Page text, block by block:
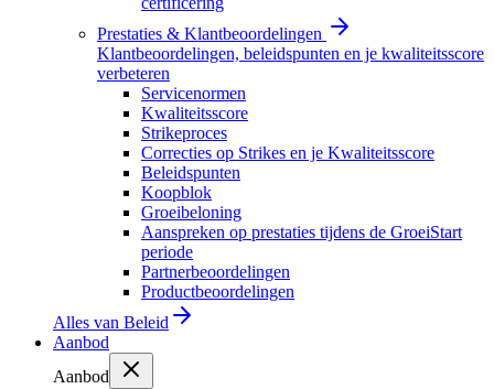
Prestaties & Klantbeoordelingen
Klantbeoordelingen, beleidspunten en je kwaliteitsscore
verbeteren
Servicenormen
Kwaliteitsscore
Strikeproces
Correcties op Strikes en je Kwaliteitsscore
Beleidspunten
Koopblok
Groeibeloning
Aanspreken op prestaties tijdens de GroeiStart
periode
Partnerbeoordelingen
Productbeoordelingen
Alles van Beleid
Aanbod
Aanbod